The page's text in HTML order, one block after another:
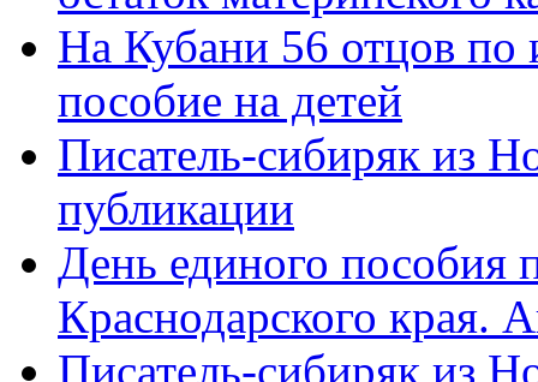
На Кубани 56 отцов по
пособие на детей
Писатель-сибиряк из
публикации
День единого пособия
Краснодарского края.
Писатель-сибиряк из